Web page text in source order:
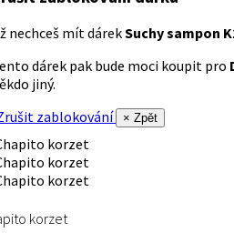
nechceš mít dárekSuchy sampon
dárek pak bude moci koupit pro
jiný.
zablokování
× Zpět
korzet